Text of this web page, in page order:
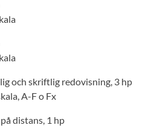
och skriftlig redovisning, 3 hp
A-F o Fx
distans, 1 hp